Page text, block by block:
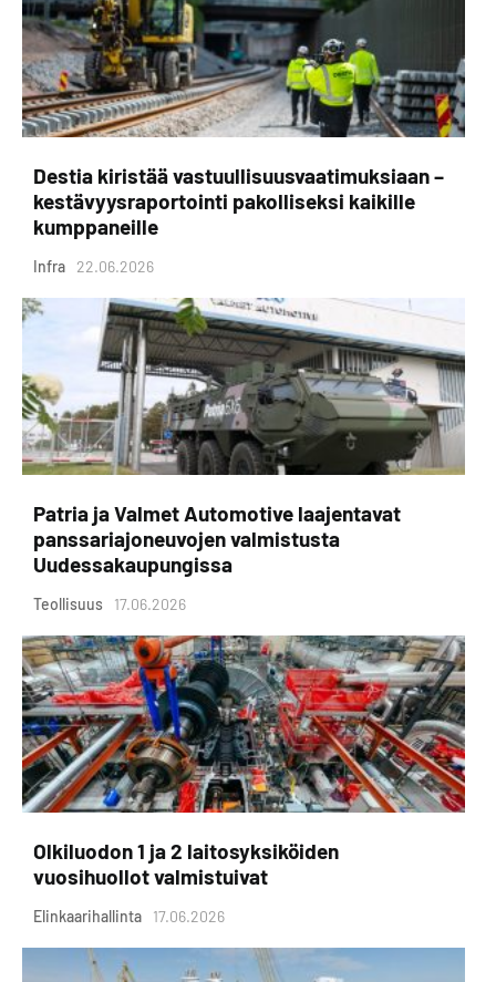
Destia kiristää vastuullisuusvaatimuksiaan –
kestävyysraportointi pakolliseksi kaikille
kumppaneille
Infra 22.06.2026
Patria ja Valmet Automotive laajentavat
panssariajoneuvojen valmistusta
Uudessakaupungissa
Teollisuus 17.06.2026
Olkiluodon 1 ja 2 laitosyksiköiden
vuosihuollot valmistuivat
Elinkaarihallinta 17.06.2026